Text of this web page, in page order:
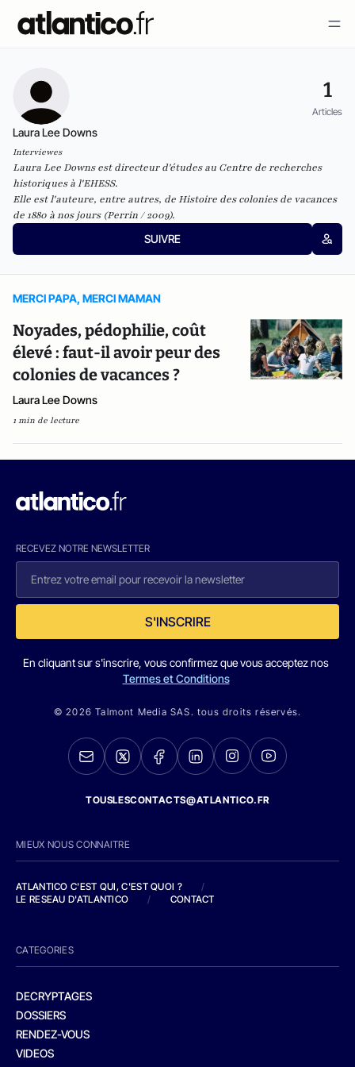
1
Articles
Laura Lee Downs
Interviewes
Laura Lee Downs est directeur d'études au Centre de recherches
historiques à l'EHESS.
Elle est l'auteure, entre autres, deHistoire des colonies de vacances
de 1880 à nos jours(Perrin / 2009).
SUIVRE
MERCI PAPA, MERCI MAMAN
Noyades, pédophilie, coût
élevé : faut-il avoir peur des
colonies de vacances ?
Laura Lee Downs
1 min de lecture
RECEVEZ NOTRE NEWSLETTER
S'INSCRIRE
En cliquant sur s'inscrire, vous confirmez que vous acceptez nos
Termes et Conditions
© 2026 Talmont Media SAS. tous droits réservés.
TOUSLESCONTACTS@ATLANTICO.FR
MIEUX NOUS CONNAITRE
ATLANTICO C'EST QUI, C'EST QUOI ?
/
LE RESEAU D'ATLANTICO
/ CONTACT
CATEGORIES
DECRYPTAGES
DOSSIERS
RENDEZ-VOUS
VIDEOS